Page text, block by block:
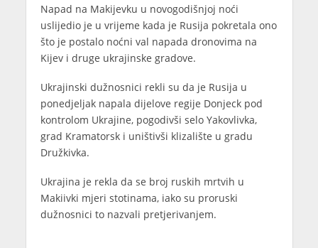
Napad na Makijevku u novogodišnjoj noći
uslijedio je u vrijeme kada je Rusija pokretala ono
što je postalo noćni val napada dronovima na
Kijev i druge ukrajinske gradove.
Ukrajinski dužnosnici rekli su da je Rusija u
ponedjeljak napala dijelove regije Donjeck pod
kontrolom Ukrajine, pogodivši selo Yakovlivka,
grad Kramatorsk i uništivši klizalište u gradu
Družkivka.
Ukrajina je rekla da se broj ruskih mrtvih u
Makiivki mjeri stotinama, iako su proruski
dužnosnici to nazvali pretjerivanjem.